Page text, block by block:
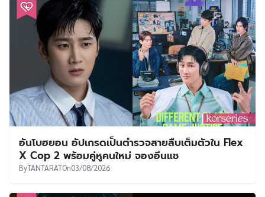
อันโบฮยอน อัปเกรดเป็นตำรวจสายสืบเต็มตัวใน Flex
X Cop 2 พร้อมคู่หูคนใหม่ จองอึนแช
ByTANTARATOn03/08/2026